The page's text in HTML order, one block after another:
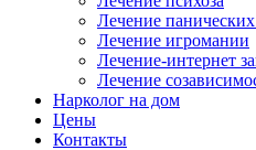
Лечение панических
Лечение игромании
Лечение-интернет
Лечение
Нарколог на дом
Цены
Контакты